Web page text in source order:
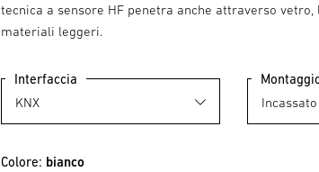
tecnica a sensore HF penetra anche attraverso
materiali leggeri.
Interfaccia
Colore: bianco